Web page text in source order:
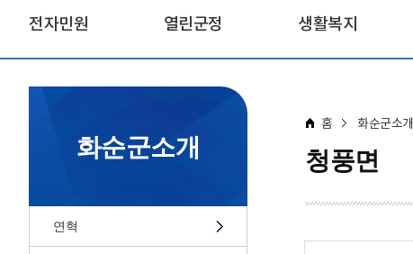
전자민원 열린군정 생활복지
화순군소개
연혁
홈 화순군소개
청풍면